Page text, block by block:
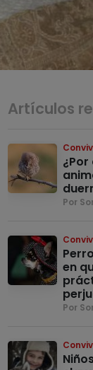
Artículos
Por
en
Por